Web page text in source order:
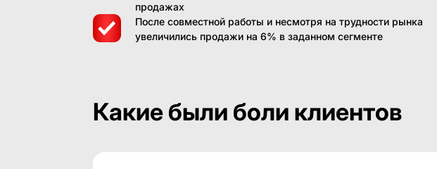
продажах
После совместной работы и несмотря на трудности рынка
увеличились продажи на 6% в заданном сегменте
Какие были боли клиентов